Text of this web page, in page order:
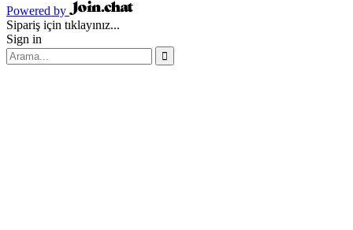
Powered by
Sipariş için tıklayınız...
Sign in